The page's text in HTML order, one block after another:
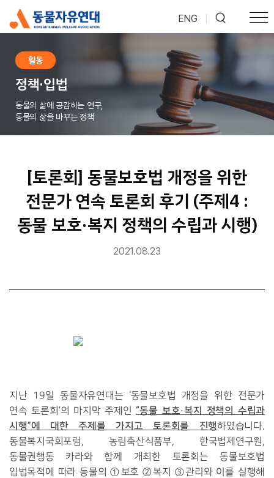
ENG
활동
정책·입법
동물의 삶에 공감하는 연구,
동물의 삶을 바꾸는 정책
[토론회] 동물보호법 개정을 위한
전문가 연속 토론회 후기 (주제4 :
동물 보호·복지 정책의 수립과 시행)
2021.08.23
지난 19일 동물자유연대는 ‘동물보호법 개정을 위한 전문가
연속 토론회 ’의 마지막 주제인“동물 보호·복지 정책의 수립과
시행”에 대한 주제를 가지고 토론회를 진행하였습니다.
동물복지국회포럼, 농림축산식품부, 한국법제연구원,
동물권행동 카라와 함께 개최한 토론회는 동물보호법
입법목적에 따라 동물의①보호②복지 ③관리와 이를 실행해